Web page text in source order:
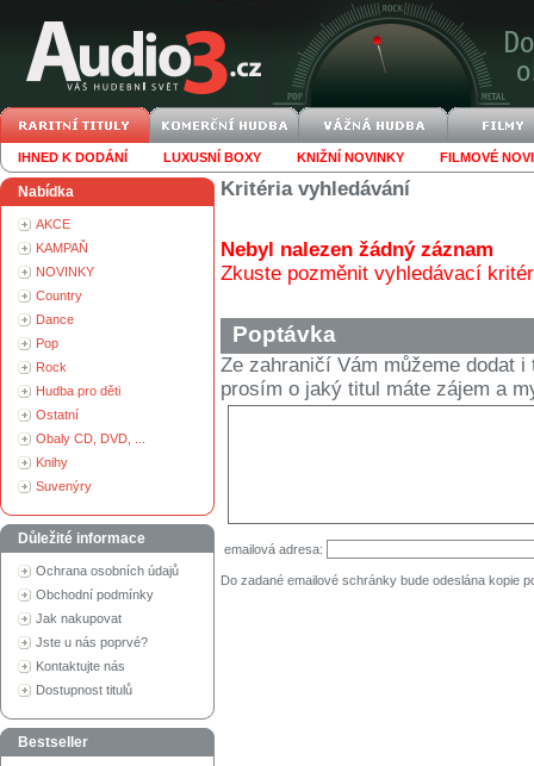
IHNED K DODÁNÍ LUXUSNÍ BOXY KNIŽNÍ NOVINKY FILMOVÉ
Nabídka
AKCE
KAMPAŇ
NOVINKY
Country
Dance
Pop
Rock
Hudba pro děti
Ostatní
Obaly CD, DVD, ...
Knihy
Suvenýry
Důležité informace
Ochrana osobních údajů
Obchodní podmínky
Jak nakupovat
Jste u nás poprvé?
Kontaktujte nás
Dostupnost titulů
Bestseller
Kritéria vyhledávání
Nebyl nalezen žádný záznam
Zkuste pozměnit vyhledávací
Poptávka
Ze zahraničí Vám můžeme dodat
prosím o jaký titul máte zájem a
emailová adresa:
Do zadané emailové schránky bude odeslána kopie